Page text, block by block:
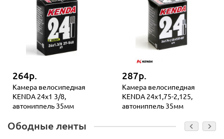
264р.
Камера велосипедная
KENDA 24x1 3/8,
автониппель 35мм
287р.
Камера велосипедная
KENDA 24x1,75-2,125,
автониппель 35мм
Ободные ленты